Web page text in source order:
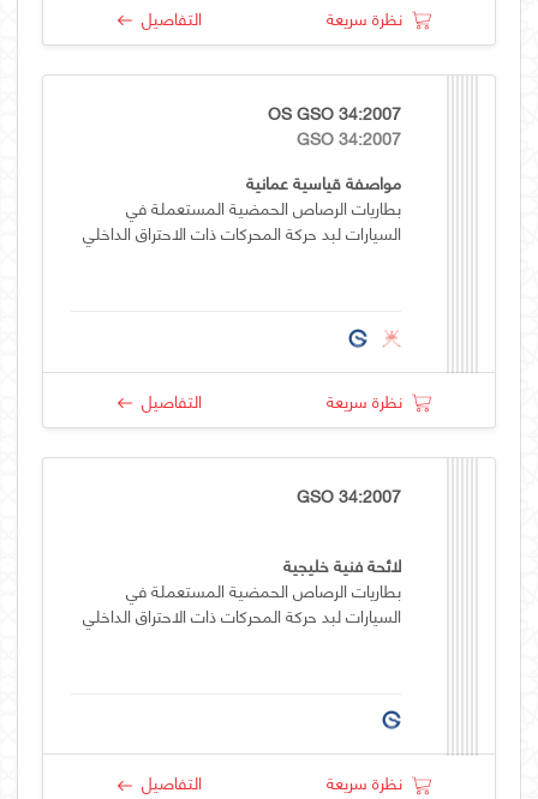
نظرة سريعة التفاصيل
OS GSO 34:2007
GSO 34:2007
مواصفة قياسية عمانية
بطاريات الرصاص الحمضية المستعملة في
السيارات لبد حركة المحركات ذات الاحتراق الداخلي
نظرة سريعة التفاصيل
GSO 34:2007
لائحة فنية خليجية
بطاريات الرصاص الحمضية المستعملة في
السيارات لبد حركة المحركات ذات الاحتراق الداخلي
نظرة سريعة التفاصيل